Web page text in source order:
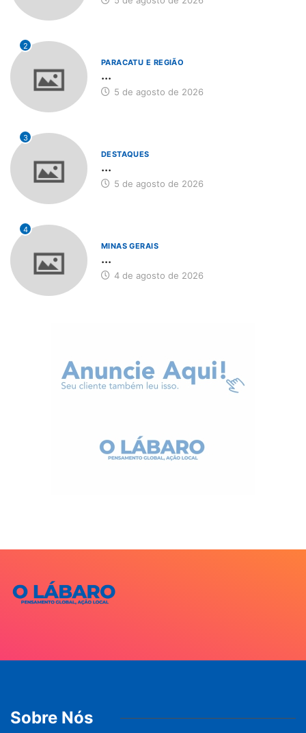
2
PARACATU E REGIÃO
...
5 de agosto de 2026
3
DESTAQUES
...
5 de agosto de 2026
4
MINAS GERAIS
...
4 de agosto de 2026
Sobre Nós